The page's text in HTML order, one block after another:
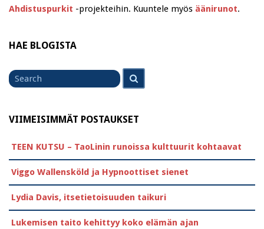
Ahdistuspurkit -projekteihin. Kuuntele myös äänirunot.
HAE BLOGISTA
Search
for
VIIMEISIMMÄT POSTAUKSET
TEEN KUTSU – TaoLinin runoissa kulttuurit kohtaavat
Viggo Wallensköld ja Hypnoottiset sienet
Lydia Davis, itsetietoisuuden taikuri
Lukemisen taito kehittyy koko elämän ajan